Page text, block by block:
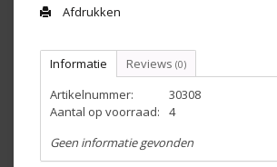
Afdrukken
Informatie Reviews (0)
Artikelnummer:
30308
Aantal op voorraad:
4
Geen informatie gevonden